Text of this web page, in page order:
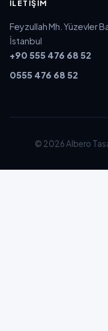
İLETIŞIM
Feyzullah Mh. Yüzevler
İstanbul
+90 555 476 68 52
0555 476 68 52
© 2026 Albero